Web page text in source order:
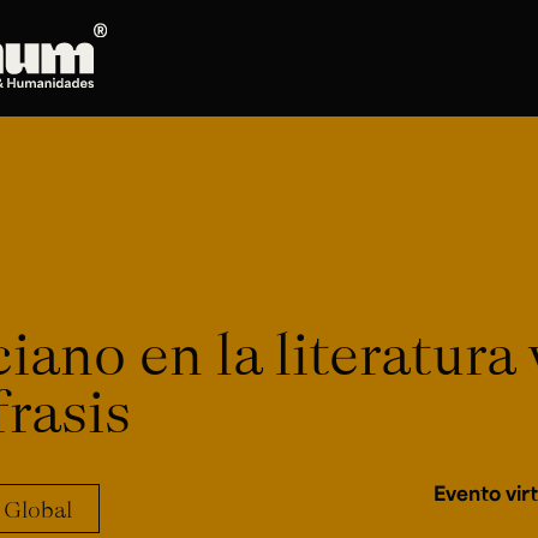
Maestría en Humanidades Digitales
Maestría en Literatura
Maestría en Música
Oferta de cursos
en la literatura
Evento